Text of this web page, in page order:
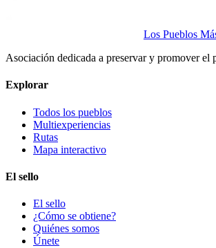
Los Pueblos
Asociación dedicada a preservar y promover el
Explorar
Todos los pueblos
Multiexperiencias
Rutas
Mapa interactivo
El sello
El sello
¿Cómo se obtiene?
Quiénes somos
Únete